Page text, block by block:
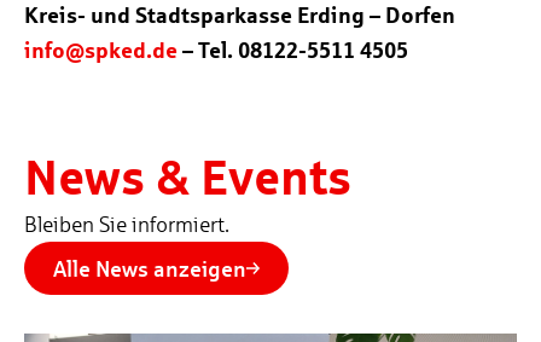
Kreis- und Stadtsparkasse Erding – Dorfen
info@spked.de– Tel. 08122-5511 4505
News & Events
Bleiben Sie informiert.
Alle News anzeigen